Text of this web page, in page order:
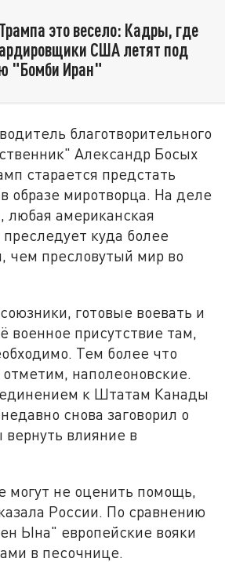
это весело: Кадры, где
США летят под
"Бомби Иран"
благотворительного
Александр Босых
старается предстать
образе миротворца. На деле
любая американская
куда более
чем пресловутый мир во
готовые воевать и
военное присутствие там,
Тем более что
наполеоновские.
к Штатам Канады
снова заговорил о
влияние в
могут не оценить помощь,
России. По сравнению
Ына" европейские вояки
в песочнице.